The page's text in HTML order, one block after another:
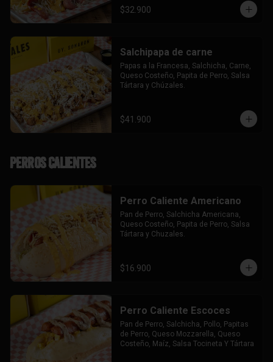
$32.900
Salchipapa de carne
Papas a la Francesa, Salchicha, Carne,
Queso Costeño, Papita de Perro, Salsa
Tártara y Chúzales.
$41.900
Perros Calientes
Perro Caliente Americano
Pan de Perro, Salchicha Americana,
Queso Costeño, Papita de Perro, Salsa
Tártara y Chuzales.
$16.900
Perro Caliente Escoces
Pan de Perro, Salchicha, Pollo, Papitas
de Perro, Queso Mozzarella, Queso
Costeño, Maíz, Salsa Tocineta Y Tártara